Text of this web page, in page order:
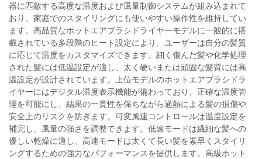
器に匹敵する高度な温度および風量制御システムが組み込まれて
おり、家庭でのスタイリングにも使いやすい操作性を維持してい
ます。高品質なホットエアブラシドライヤーモデルに一般的に搭
載されている多段階のヒート設定により、ユーザーは自分の髪質
に応じて温度をカスタマイズできます。細く傷んだ髪や化学処理
された髪には低温設定が適し、太く硬いまたは頑固な髪質には高
温設定が設計されています。上位モデルのホットエアブラシドラ
イヤーにはデジタル温度表示機能が備わっており、正確な温度管
理を可能にし、結果の一貫性を保ちながら過熱による髪の損傷や
安全上のリスクを防ぎます。可変風速コントロールは温度設定を
補完し、風量の強さを調整できます。低速モードは繊細な髪への
優しい乾燥に適し、高速モードは太くて長い髪を素早くスタイリ
ングするための強力なパフォーマンスを提供します。高級ホット